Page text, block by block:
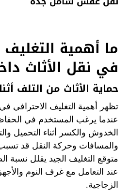
ما أهمية التغليف
في نقل الأثاث
حماية الأثاث من التلف
تظهر أهمية التغليف الاحترافي
عندما يرغب المستخدم في
الخدوش والكسر أثناء التحميل
والمسافات وحركة النقل قد
متوقع التغليف الجيد يقلل نسبة
عند التعامل مع غرف النوم
الزجاجية.